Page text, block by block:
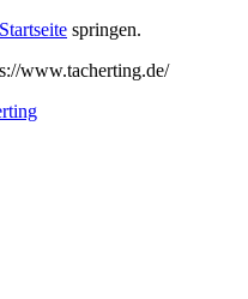
springen.
www.tacherting.de/